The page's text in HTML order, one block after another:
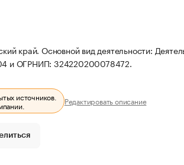
край. Основной вид деятельности:
и ОГРНИП: 324220200078472.
источников.
Редактировать описание